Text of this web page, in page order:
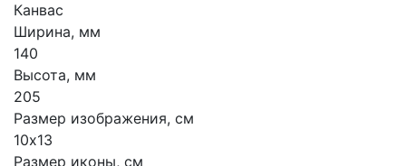
Канвас
Ширина, мм
140
Высота, мм
205
Размер изображения, см
10х13
Размер иконы, см